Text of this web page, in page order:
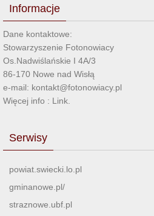
Informacje
Dane kontaktowe:
Stowarzyszenie Fotonowiacy
Os.Nadwiślańskie I 4A/3
86-170 Nowe nad Wisłą
e-mail: kontakt@fotonowiacy.pl
Więcej info : Link
Serwisy
powiat.swiecki.lo.pl
gminanowe.pl/
straznowe.ubf.pl